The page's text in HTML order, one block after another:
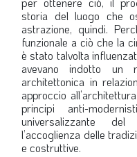
storia del luogo che
astrazione, quindi.
funzionale a ciò che la
è stato talvolta
avevano indotto un
architettonica in
approccio
principi anti-
universalizzante
l’accoglienza delle
e costruttive.